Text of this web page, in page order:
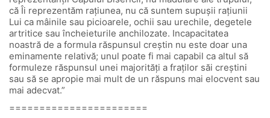
că Îi reprezentăm rațiunea, nu că suntem supușii rațiunii
Lui ca mâinile sau picioarele, ochii sau urechile, degetele
artritice sau încheieturile anchilozate. Incapacitatea
noastră de a formula răspunsul creștin nu este doar una
eminamente relativă; unul poate fi mai capabil ca altul să
formuleze răspunsul unei majorități a fraților săi creștini
sau să se apropie mai mult de un răspuns mai elocvent sau
mai adecvat.”
=======================